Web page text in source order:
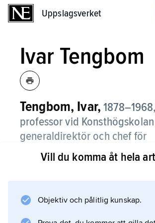
Uppslagsverket
Ivar Tengbom
Tengbom, Ivar,
professor vid
generaldirektör och chef för
Byggnadsstyrelsen 1924–36.
rationell och skicklig planlösning ,
Vill du komma åt hela
Objektiv och pålitlig kunskap.